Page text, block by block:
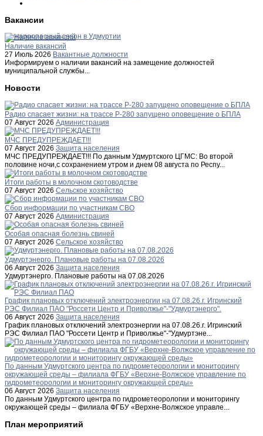
Пожароопасный сезон в Удмуртии
Вакансии
Наличие вакансий
27 Июль 2026 Вакантные должности
Информируем о наличии вакансий на замещение должностей
муниципальной службы...
Новости
Радио спасает жизни: на трассе Р-280 запущено оповещение о БПЛА
07 Август 2026 Администрация
МЧС ПРЕДУПРЕЖДАЕТ!!!
07 Август 2026 Защита населения
МЧС ПРЕДУПРЕЖДАЕТ!!! По данным Удмуртского ЦГМС: Во второй
половине ночи,с сохранением утром и днем 08 августа по Респу...
Итоги работы в молочном скотоводстве
07 Август 2026 Сельское хозяйство
Сбор информации по участникам СВО
07 Август 2026 Администрация
Особая опасная болезнь свиней
07 Август 2026 Сельское хозяйство
Удмуртэнерго. Плановые работы на 07.08.2026
06 Август 2026 Защита населения
Удмуртэнерго. Плановые работы на 07.08.2026
График плановых отключений электроэнергии на 07.08.26.г. Игринский
РЭС Филиал ПАО "Россети Центр и Приволжье"-"Удмуртэнерго".
06 Август 2026 Защита населения
График плановых отключений электроэнергии на 07.08.26.г. Игринский
РЭС Филиал ПАО "Россети Центр и Приволжье"-"Удмуртэне...
По данным Удмуртского центра по гидрометеорологии и мониторингу
окружающей среды – филиала ФГБУ «Верхне-Волжское управление по
гидрометеорологии и мониторингу окружающей среды»
06 Август 2026 Защита населения
По данным Удмуртского центра по гидрометеорологии и мониторингу
окружающей среды – филиала ФГБУ «Верхне-Волжское управле...
План мероприятий